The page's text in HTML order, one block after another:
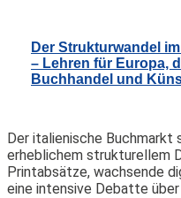
Der Strukturwandel
– Lehren für Europa,
Buchhandel und
Der italienische
erheblichem strukturellem
Printabsätze, wachsende
eine intensive Debatte